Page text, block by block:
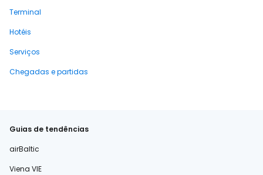
Terminal
Hotéis
Serviços
Chegadas e partidas
Guias de tendências
airBaltic
Viena VIE